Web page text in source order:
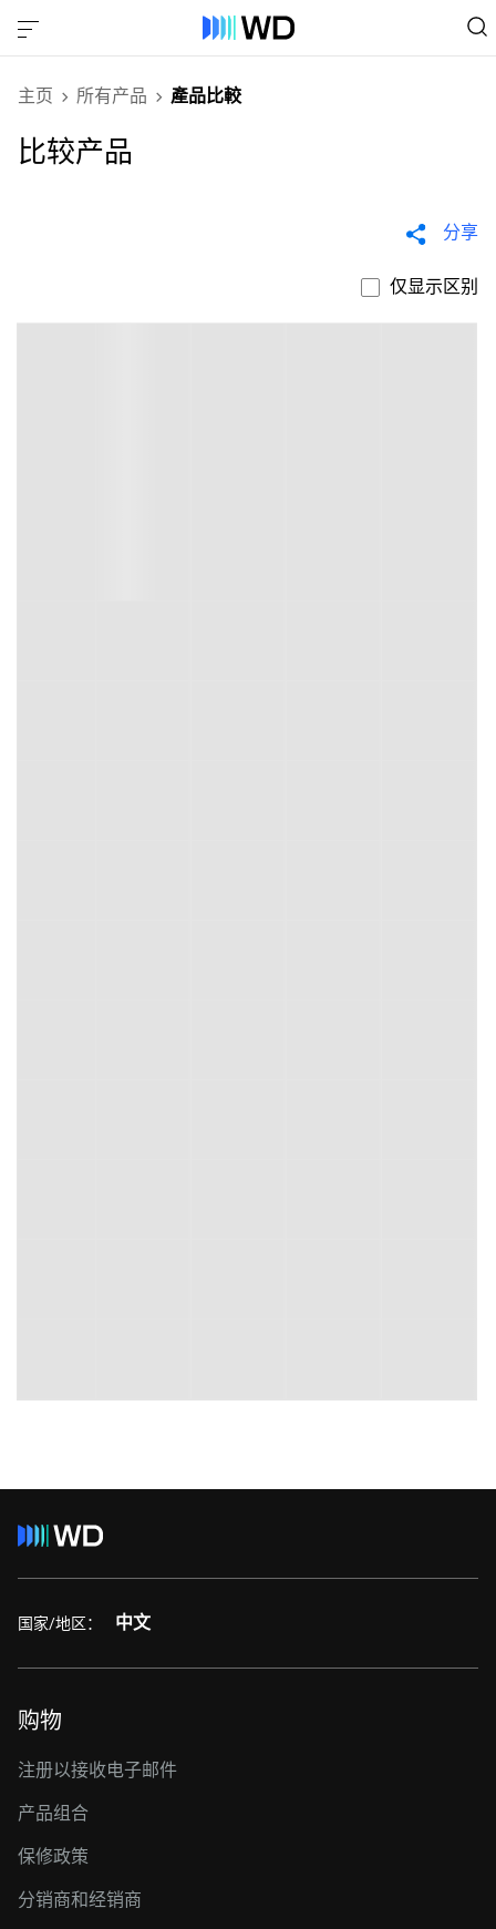
主页 所有产品 產品比較
比较产品
分享
仅显示区别
国家/地区： 中文
购物
注册以接收电子邮件
产品组合
保修政策
分销商和经销商